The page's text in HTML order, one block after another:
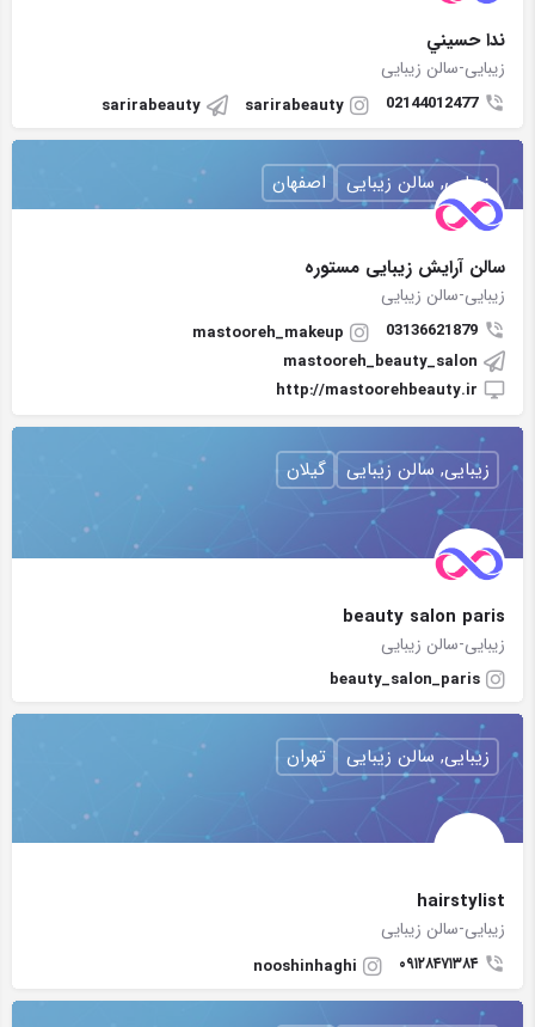
ندا حسيني
زیبایی-سالن زیبایی
02144012477
sarirabeauty
sarirabeauty
سالن آرایش زيبايى مستوره
زیبایی-سالن زیبایی
03136621879
mastooreh_makeup
mastooreh_beauty_salon
http://mastoorehbeauty.ir
زیبایی, سالن زیبایی اصفهان
beauty salon paris
زیبایی-سالن زیبایی
beauty_salon_paris
زیبایی, سالن زیبایی گیلان
hairstylist
زیبایی-سالن زیبایی
۰۹۱۲۸۴۷۱۳۸۴ nooshinhaghi
زیبایی, سالن زیبایی تهران